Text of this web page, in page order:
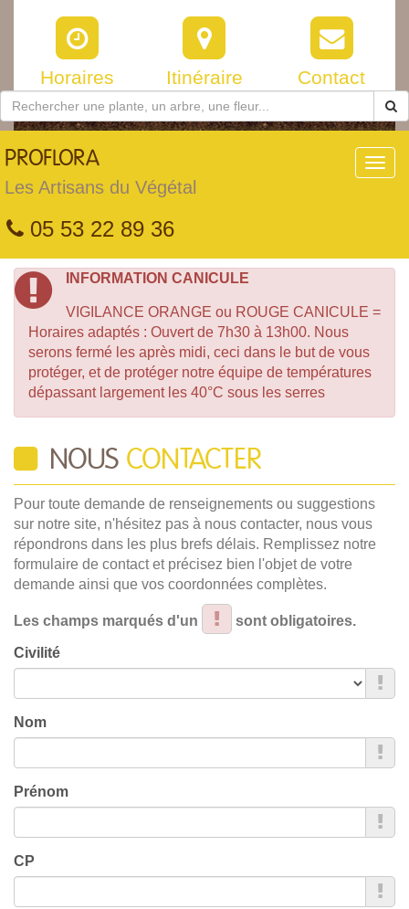
Horaires Itinéraire Contact
PROFLORA
Les Artisans du Végétal
05 53 22 89 36
INFORMATION CANICULE
VIGILANCE ORANGE ou ROUGE CANICULE =
Horaires adaptés : Ouvert de 7h30 à 13h00. Nous
serons fermé les après midi, ceci dans le but de vous
protéger, et de protéger notre équipe de températures
dépassant largement les 40°C sous les serres
NOUS CONTACTER
Pour toute demande de renseignements ou suggestions
sur notre site, n'hésitez pas à nous contacter, nous vous
répondrons dans les plus brefs délais. Remplissez notre
formulaire de contact et précisez bien l'objet de votre
demande ainsi que vos coordonnées complètes.
Les champs marqués d'un sont obligatoires.
Civilité
Nom
Prénom
CP